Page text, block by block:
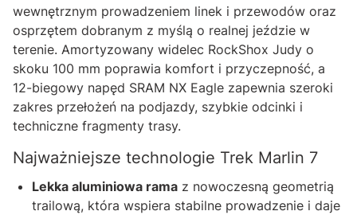
wewnętrznym prowadzeniem linek i przewodów oraz
osprzętem dobranym z myślą o realnej jeździe w
terenie. Amortyzowany widelec RockShox Judy o
skoku 100 mm poprawia komfort i przyczepność, a
12-biegowy napęd SRAM NX Eagle zapewnia szeroki
zakres przełożeń na podjazdy, szybkie odcinki i
techniczne fragmenty trasy.
Najważniejsze technologie Trek Marlin 7
Lekka aluminiowa rama z nowoczesną geometrią
trailową, która wspiera stabilne prowadzenie i daje